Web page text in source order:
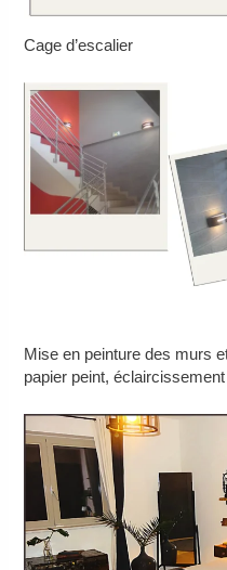
Cage d’escalier
Mise en peinture des murs
papier peint,